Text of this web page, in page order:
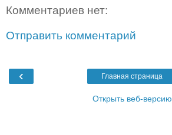
Комментариев нет:
Отправить комментарий
‹ Главная страница
Открыть веб-версию